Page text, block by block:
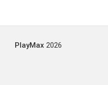
PlayMax 2026